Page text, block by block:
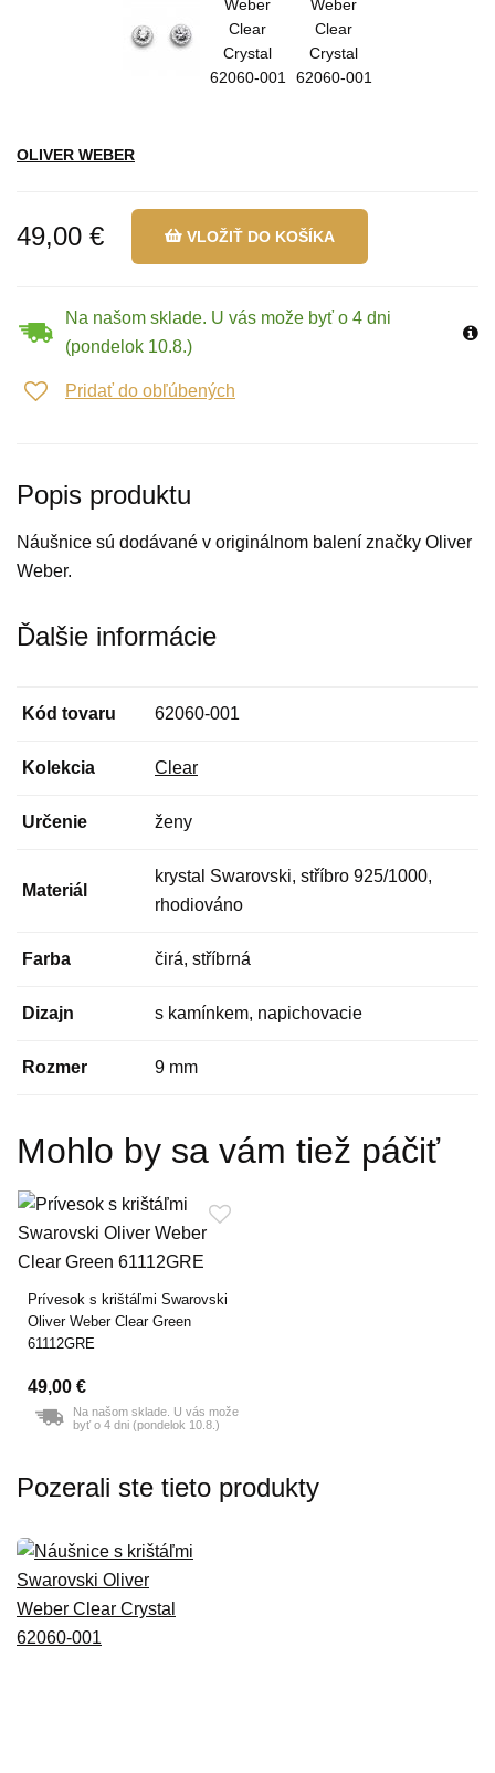
OLIVER WEBER
49,00 € VLOŽIŤ DO KOŠÍKA
Na našom sklade. U vás može byť o 4 dni
(pondelok 10.8.)
Pridať do obľúbených
Popis produktu
Náušnice sú dodávané v originálnom balení značky Oliver
Weber.
Ďalšie informácie
Kód tovaru 62060-001
Kolekcia Clear
Určenie ženy
Materiál
krystal Swarovski, stříbro 925/1000,
rhodiováno
Farba čirá, stříbrná
Dizajn s kamínkem, napichovacie
Rozmer 9 mm
Mohlo by sa vám tiež páčiť
Prívesok s krištáľmi Swarovski
Oliver Weber Clear Green
61112GRE
49,00 €
Na našom sklade. U vás može
byť o 4 dni (pondelok 10.8.)
Pozerali ste tieto produkty